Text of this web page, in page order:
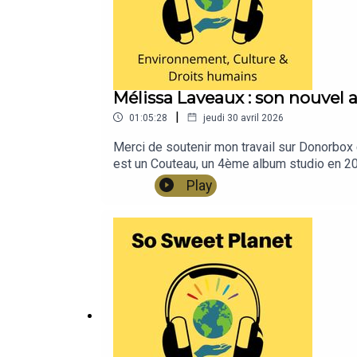
Soutenir mon travail sur :
Donorbox
Paypal
Mélissa Laveaux : son
01:05:28 | jeudi 30 avril 2026
Merci de soutenir mon travail sur
est un Couteau, un 4ème album studio en
2024 Mélissa Laveaux se voit nommée
tout juste sorti en mars dernier et des
histoires assez incroyables dont elle fait
softest i am most dangerousBilletterie
Play